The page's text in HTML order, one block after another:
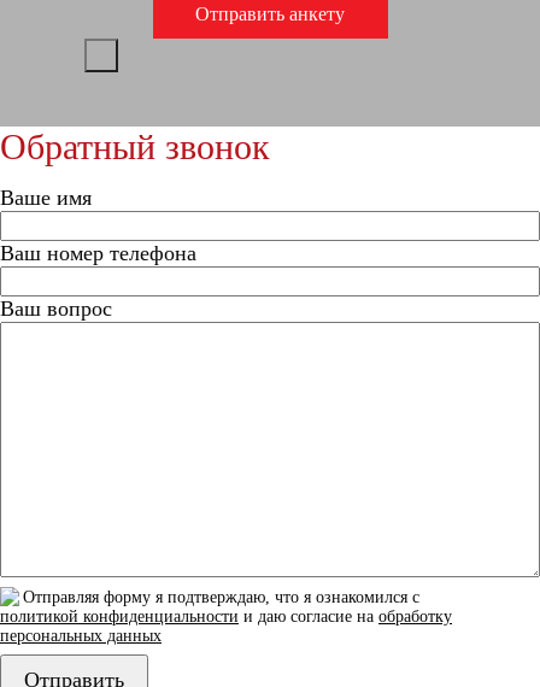
Обратный звонок
Ваше имя
Ваш номер телефона
Ваш вопрос
Отправляя форму я подтверждаю, что я ознакомился с
политикой конфиденциальности и даю согласие на обработку
персональных данных